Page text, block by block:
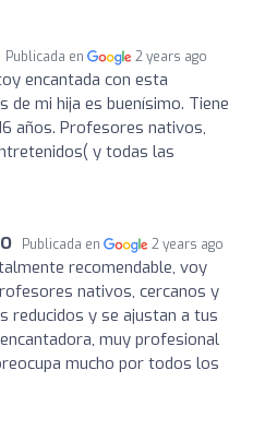
Publicada en 2 years ago
encantada con esta
de mi hija es buenísimo. Tiene
años. Profesores nativos,
y todas las
Publicada en 2 years ago
recomendable, voy
nativos, cercanos y
reducidos y se ajustan a tus
muy profesional
mucho por todos los